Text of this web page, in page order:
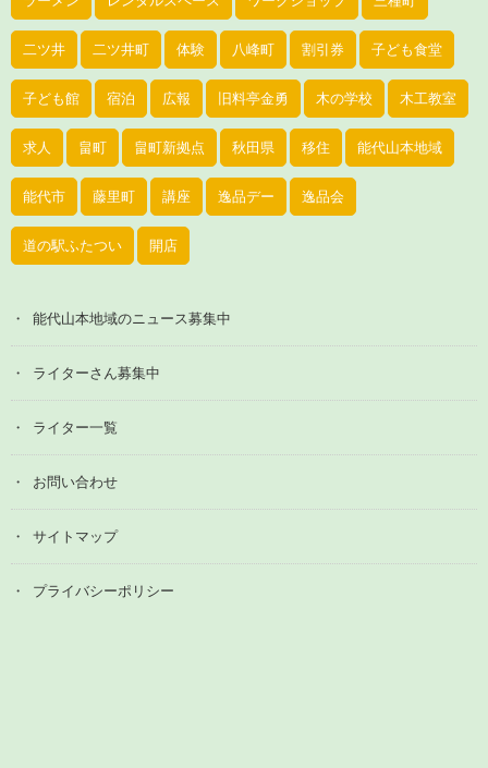
二ツ井 二ツ井町 体験 八峰町 割引券 子ども食堂
子ども館 宿泊 広報 旧料亭金勇 木の学校 木工教室
求人 畠町 畠町新拠点 秋田県 移住 能代山本地域
能代市 藤里町 講座 逸品デー 逸品会
道の駅ふたつい 開店
能代山本地域のニュース募集中
ライターさん募集中
ライター一覧
お問い合わせ
サイトマップ
プライバシーポリシー